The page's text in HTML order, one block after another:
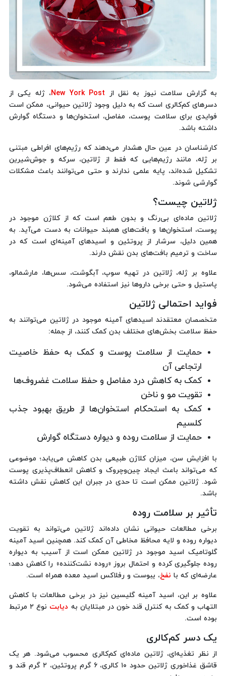
به گزارش سلامت نیوز به نقل از New York Post، ژله یکی از
دسرهای کم‌کالری است که به دلیل وجود ژلاتین حیوانی، ممکن است
فوایدی برای سلامت پوست، مفاصل، استخوان‌ها و دستگاه گوارش
داشته باشد.
کارشناسان در عین حال هشدار می‌دهند که رژیم‌های افراطی مبتنی
بر ژله، مانند رژیم‌هایی که فقط از ژلاتین، سرکه و جوش‌شیرین
تشکیل شده‌اند، پایه علمی ندارند و حتی می‌توانند باعث مشکلات
گوارشی شوند.
ژلاتین چیست؟
ژلاتین ماده‌ای بی‌رنگ و بدون طعم است که از کلاژن موجود در
پوست، استخوان‌ها و بافت‌های همبند حیوانات به دست می‌آید. به
همین دلیل، سرشار از پروتئین و اسیدهای آمینه‌ای است که در
ساخت و ترمیم بافت‌های بدن نقش دارند.
علاوه بر ژله، ژلاتین در تهیه سوپ، آبگوشت، سس‌ها، مارشمالو،
پاستیل و حتی برخی داروها نیز استفاده می‌شود.
فواید احتمالی ژلاتین
متخصصان معتقدند اسیدهای آمینه موجود در ژلاتین می‌توانند به
حفظ سلامت بخش‌های مختلف بدن کمک کنند، از جمله:
حمایت از سلامت پوست و کمک به حفظ خاصیت
ارتجاعی آن
کمک به کاهش درد مفاصل و حفظ سلامت غضروف‌ها
تقویت مو و ناخن
کمک به استحکام استخوان‌ها از طریق بهبود جذب
کلسیم
حمایت از سلامت روده و دیواره دستگاه گوارش
با افزایش سن، میزان کلاژن طبیعی بدن کاهش می‌یابد؛ موضوعی
که می‌تواند باعث ایجاد چین‌وچروک و کاهش انعطاف‌پذیری پوست
شود. ژلاتین ممکن است تا حدی در جبران این کاهش نقش داشته
باشد.
تأثیر بر سلامت روده
برخی مطالعات حیوانی نشان داده‌اند ژلاتین می‌تواند به تقویت
دیواره روده و لایه محافظ مخاطی آن کمک کند. همچنین اسید آمینه
گلوتامیک اسید موجود در ژلاتین ممکن است از آسیب به دیواره
روده جلوگیری کرده و احتمال بروز «روده نشت‌کننده» را کاهش دهد؛
عارضه‌ای که با نفخ، یبوست و رفلاکس اسید معده همراه است.
علاوه بر این، اسید آمینه گلیسین نیز در برخی مطالعات با کاهش
التهاب و کمک به کنترل قند خون در مبتلایان به دیابت
نوع ۲ مرتبط
بوده است.
یک دسر کم‌کالری
از نظر تغذیه‌ای، ژلاتین ماده‌ای کم‌کالری محسوب می‌شود. هر یک
قاشق غذاخوری ژلاتین حدود ۱۰ کالری، ۶ گرم پروتئین، ۲ گرم قند و